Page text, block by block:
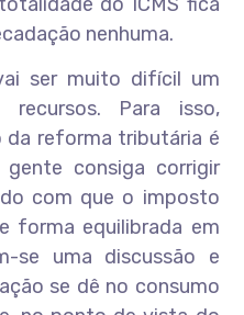
nenhuma.
ser muito difícil um
Para isso,
da reforma tributária é
consiga corrigir
com que o imposto
forma equilibrada em
se uma discussão e
se dê no consumo